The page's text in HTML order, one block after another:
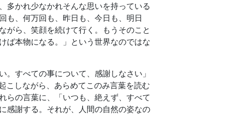
多かれ少なかれそんな思いを持っている
も、何万回も、昨日も、今日も、明日
がら、笑顔を続けて行く。もうそのこと
ば本物になる。」という世界なのではな
すべての事について、感謝しなさい」
こしながら、あらめてこのみ言葉を読む
らの言葉に、「いつも、絶えず、すべて
感謝する。それが、人間の自然の姿なの